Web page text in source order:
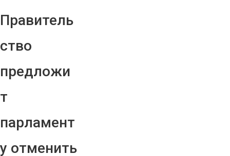
Правитель
ство
предложи
т
парламент
у отменить